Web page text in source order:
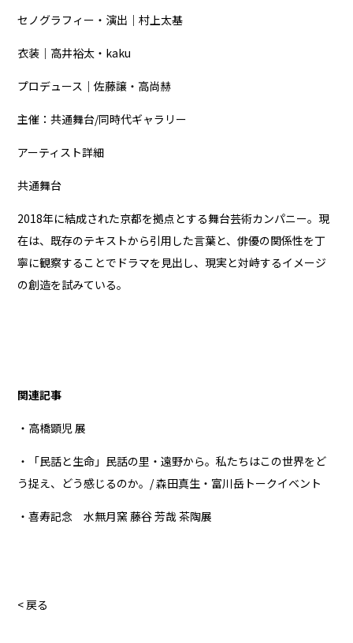
セノグラフィー・演出｜村上太基
衣装｜高井裕太・kaku
プロデュース｜佐藤譲・高尚赫
主催：共通舞台/同時代ギャラリー
アーティスト詳細
共通舞台
2018年に結成された京都を拠点とする舞台芸術カンパニー。現
在は、既存のテキストから引用した言葉と、俳優の関係性を丁
寧に観察することでドラマを見出し、現実と対峙するイメージ
の創造を試みている。
関連記事
・高橋顕児 展
・「民話と生命」民話の里・遠野から。私たちはこの世界をど
う捉え、どう感じるのか。/ 森田真生・富川岳トークイベント
・喜寿記念 水無月窯 藤谷 芳哉 茶陶展
< 戻る